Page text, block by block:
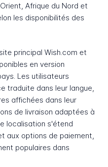
Afrique du Nord et
les disponibilités des
principal Wish.com et
en version
Les utilisateurs
traduite dans leur langue,
affichées dans leur
de livraison adaptées à
localisation s'étend
aux options de paiement,
populaires dans